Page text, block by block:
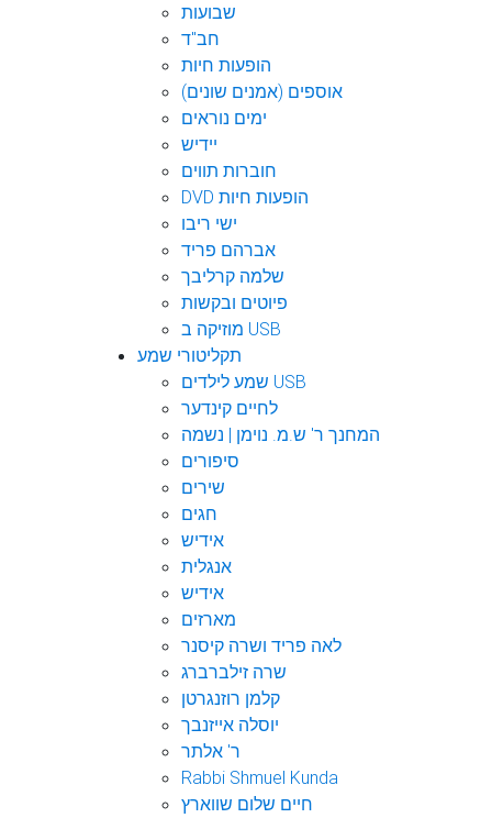
שבועות
חב"ד
הופעות חיות
אוספים (אמנים שונים)
ימים נוראים
יידיש
חוברות תווים
DVD הופעות חיות
ישי ריבו
אברהם פריד
שלמה קרליבך
פיוטים ובקשות
מוזיקה ב USB
תקליטורי שמע
שמע לילדים USB
לחיים קינדער
המחנך ר' ש.מ. נוימן | נשמה
סיפורים
שירים
חגים
אידיש
אנגלית
אידיש
מארזים
לאה פריד ושרה קיסנר
שרה זילברברג
קלמן רוזנגרטן
יוסלה אייזנבך
ר' אלתר
Rabbi Shmuel Kunda
חיים שלום שווארץ